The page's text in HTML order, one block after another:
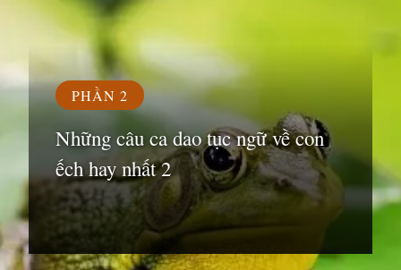
Đang mở
PHẦN 2
Những câu ca dao tục ngữ về con
ếch hay nhất 2